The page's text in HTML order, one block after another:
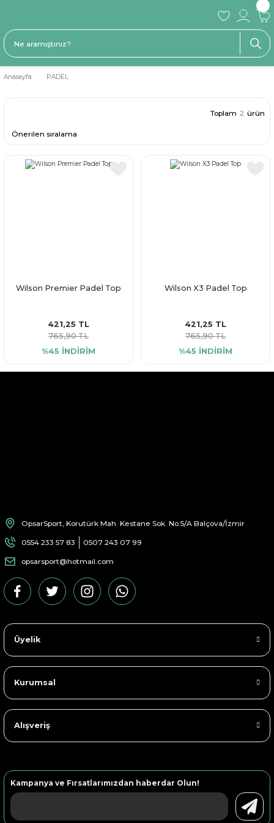
Anasayfa PADEL
Toplam 2 ürün
Wilson Premier Padel Top
421,25 TL
765,90 TL
%45 İNDİRİM
Wilson X3 Padel Top
421,25 TL
765,90 TL
%45 İNDİRİM
OpsarSport, Korutürk Mah. Kestane Sok. No:5/A Balçova/İzmir
0554 233 57 83 0507 243 07 99
opsarsport@hotmail.com
Üyelik
Kurumsal
Alışveriş
Kampanya ve Fırsatlarımızdan haberdar Olun!